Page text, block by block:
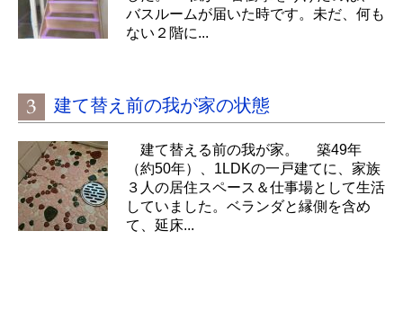
バスルームが届いた時です。未だ、何も
ない２階に...
建て替え前の我が家の状態
建て替える前の我が家。 築49年
（約50年）、1LDKの一戸建てに、家族
３人の居住スペース＆仕事場として生活
していました。ベランダと縁側を含め
て、延床...